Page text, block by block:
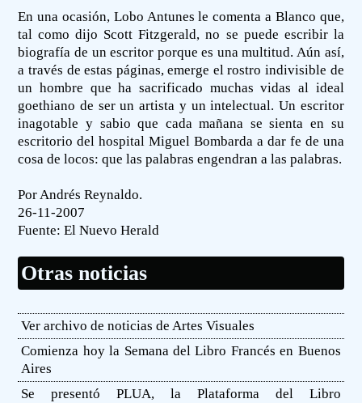
En una ocasión, Lobo Antunes le comenta a Blanco que,
tal como dijo Scott Fitzgerald, no se puede escribir la
biografía de un escritor porque es una multitud. Aún así,
a través de estas páginas, emerge el rostro indivisible de
un hombre que ha sacrificado muchas vidas al ideal
goethiano de ser un artista y un intelectual. Un escritor
inagotable y sabio que cada mañana se sienta en su
escritorio del hospital Miguel Bombarda a dar fe de una
cosa de locos: que las palabras engendran a las palabras.
Por Andrés Reynaldo.
26-11-2007
Fuente:El Nuevo Herald
Otras noticias
Ver archivo de noticias de Artes Visuales
Comienza hoy la Semana del Libro Francés en Buenos
Aires
Se presentó PLUA, la Plataforma del Libro